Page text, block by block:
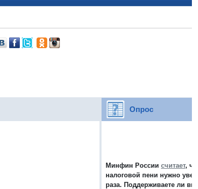
Опрос
Минфин России считает,
налоговой пени нужно
раза. Поддерживаете ли